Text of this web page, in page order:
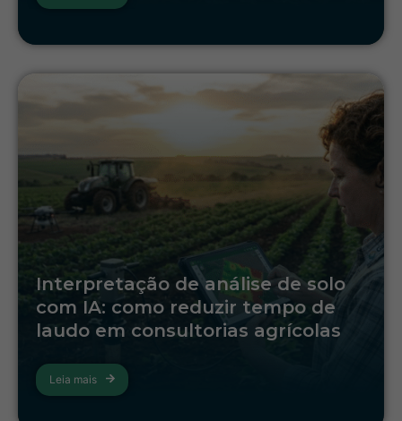
Interpretação de análise de solo
com IA: como reduzir tempo de
laudo em consultorias agrícolas
Leia mais